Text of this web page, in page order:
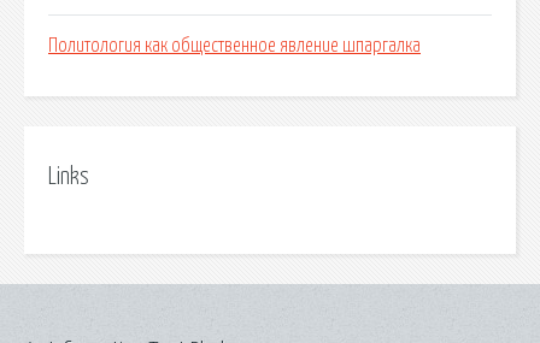
Политология как общественное явление шпаргалка
Links